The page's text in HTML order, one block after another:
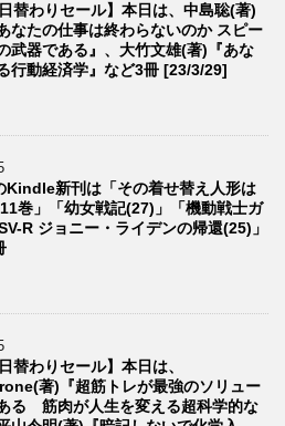
替わりセール】本日は、中島聡(著)
なたの仕事は終わらないのか スピー
武器である』、大竹文雄(著)『あな
行動経済学』など3冊 [23/3/29]
Kindle新刊は「その着せ替え人形は
巻」「幼女戦記(27)」「機動戦士ガ
R ジョニー・ライデンの帰還(25)」
替わりセール】本日は、
著)『超筋トレが最強のソリュー
る 筋肉が人生を変える超科学的な